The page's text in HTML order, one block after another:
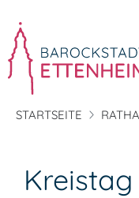
STARTSEITE
Kreistag